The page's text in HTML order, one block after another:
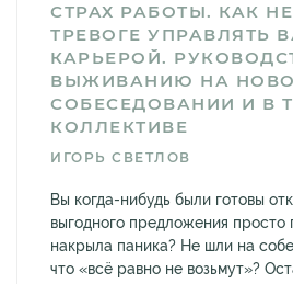
СТРАХ РАБОТЫ. КАК
ТРЕВОГЕ УПРАВЛЯТЬ
КАРЬЕРОЙ.
ВЫЖИВАНИЮ НА
СОБЕСЕДОВАНИИ И В
КОЛЛЕКТИВЕ
ИГОРЬ СВЕТЛОВ
Вы когда-нибудь были готовы
выгодного предложения просто
накрыла паника? Не шли на
что «всё равно не возьмут»?